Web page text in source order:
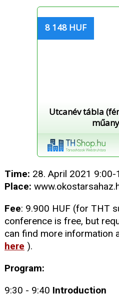
8 148 HUF
Utcanév tábla
Time: 28. April 2021 9:00-
Place:
Fee: 9.900 HUF (for THT
conference is free, but
can find more information
here ).
Program:
9:30 - 9:40 Introduction